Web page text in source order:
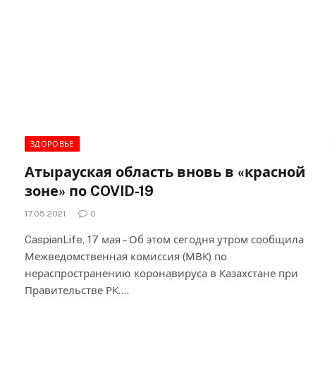
ЗДОРОВЬЕ
Атырауская область вновь в «красной
зоне» по COVID-19
17.05.2021 0
CaspianLife, 17 мая – Об этом сегодня утром сообщила
Межведомственная комиссия (МВК) по
нераспространению коронавируса в Казахстане при
Правительстве РК.…